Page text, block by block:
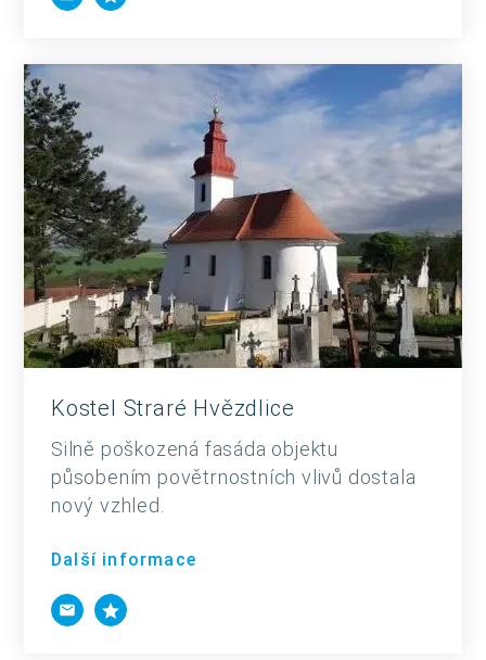
Kostel Straré Hvězdlice
Silně poškozená fasáda objektu
působením povětrnostních vlivů dostala
nový vzhled.
Další informace